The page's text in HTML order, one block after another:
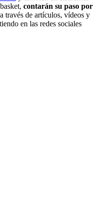
contarán su paso por
a través de artículos, vídeos y
en las redes sociales